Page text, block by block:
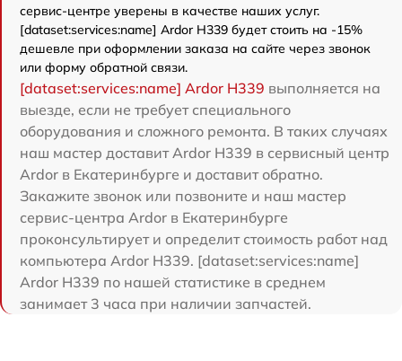
сервис-центре уверены в качестве наших услуг.
[dataset:services:name] Ardor H339 будет стоить на -15%
дешевле при оформлении заказа на сайте через звонок
или форму обратной связи.
[dataset:services:name] Ardor H339 выполняется на
выезде, если не требует специального
оборудования и сложного ремонта. В таких случаях
наш мастер доставит Ardor H339 в сервисный центр
Ardor в Екатеринбурге и доставит обратно.
Закажите звонок или позвоните и наш мастер
сервис-центра Ardor в Екатеринбурге
проконсультирует и определит стоимость работ над
компьютера Ardor H339. [dataset:services:name]
Ardor H339 по нашей статистике в среднем
занимает 3 часа при наличии запчастей.